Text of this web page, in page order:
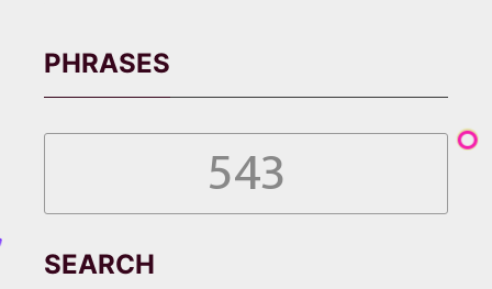
PHRASES
543
SEARCH